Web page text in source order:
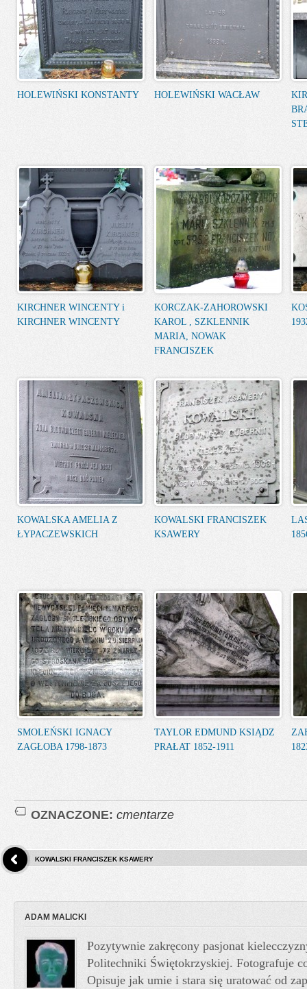
HOLEWIŃSKI KONSTANTY HOLEWIŃSKI WACŁAW
KIRCHNER WINCENTY i
KIRCHNER WINCENTY
KORCZAK-ZAHOROWSKI
KAROL , SZKLENNIK
MARIA, NOWAK
FRANCISZEK
KOWALSKA AMELIA Z
ŁYPACZEWSKICH
KOWALSKI FRANCISZEK
KSAWERY
SMOLEŃSKI IGNACY
ZAGŁOBA 1798-1873
TAYLOR EDMUND KSIĄDZ
PRAŁAT 1852-1911
OZNACZONE: cmentarze
KOWALSKI FRANCISZEK KSAWERY
ADAM MALICKI
Pozytywnie zakręcony pasjonat
Politechniki Świętokrzyskiej. Fotografuje
Opisuje jak umie i stara się uratować od